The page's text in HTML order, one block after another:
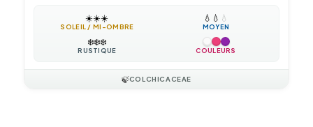
☀️☀️☀️
SOLEIL / MI-OMBRE
💧 💧 💧
MOYEN
❄️❄️❄️
RUSTIQUE COULEURS
🍃COLCHICACEAE